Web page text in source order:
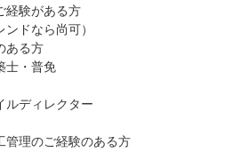
経験がある方
ドなら尚可）
ある方
士・普免
ルディレクター
理のご経験のある方